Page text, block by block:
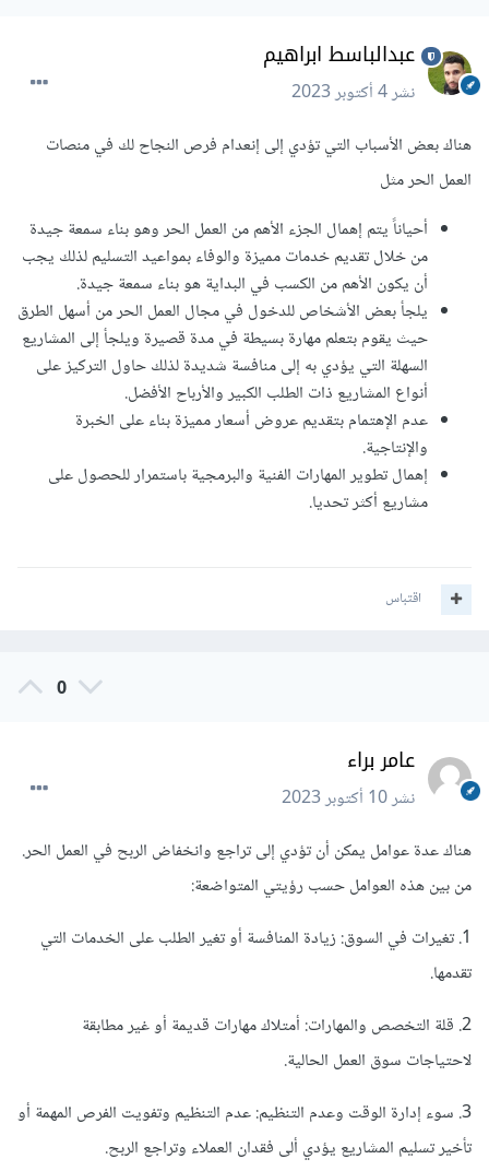
عبدالباسط ابراهيم
نشر4 أكتوبر 2023
هناك بعض الأسباب التي تؤدي إلى إنعدام فرص النجاح لك في منصات
العمل الحر مثل
أحياناً يتم إهمال الجزء الأهم من العمل الحر وهو بناء سمعة جيدة
من خلال تقديم خدمات مميزة والوفاء بمواعيد التسليم لذلك يجب
أن يكون الأهم من الكسب في البداية هو بناء سمعة جيدة.
يلجأ بعض الأشخاص للدخول في مجال العمل الحر من أسهل الطرق
حيث يقوم بتعلم مهارة بسيطة في مدة قصيرة ويلجأ إلى المشاريع
السهلة التي يؤدي به إلى منافسة شديدة لذلك حاول التركيز على
أنواع المشاريع ذات الطلب الكبير والأرباح الأفضل.
عدم الإهتمام بتقديم عروض أسعار مميزة بناء على الخبرة
والإنتاجية.
إهمال تطوير المهارات الفنية والبرمجية باستمرار للحصول على
مشاريع أكثر تحديا.
اقتباس
0
عامر براء
نشر10 أكتوبر 2023
هناك عدة عوامل يمكن أن تؤدي إلى تراجع وانخفاض الربح في العمل الحر.
من بين هذه العوامل حسب رؤيتي المتواضعة:
1. تغيرات في السوق: زيادة المنافسة أو تغير الطلب على الخدمات التي
تقدمها.
2. قلة التخصص والمهارات: أمتلاك مهارات قديمة أو غير مطابقة
لاحتياجات سوق العمل الحالية.
3. سوء إدارة الوقت وعدم التنظيم: عدم التنظيم وتفويت الفرص المهمة أو
تأخير تسليم المشاريع يؤدي ألى فقدان العملاء وتراجع الربح.